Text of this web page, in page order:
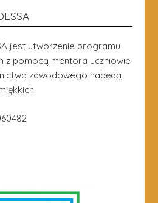
jest utworzenie programu
z pomocą mentora uczniowie
zawodowego nabędą